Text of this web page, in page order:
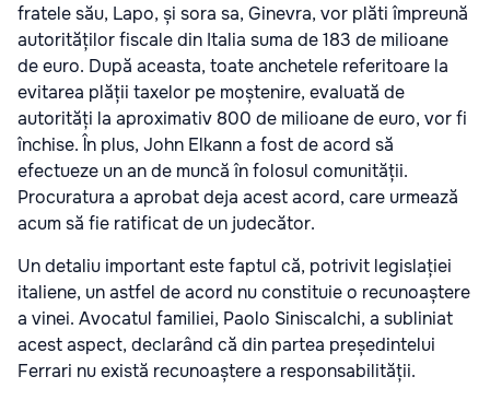
fratele său, Lapo, și sora sa, Ginevra, vor plăti împreună
autorităților fiscale din Italia suma de 183 de milioane
de euro. După aceasta, toate anchetele referitoare la
evitarea plății taxelor pe moștenire, evaluată de
autorități la aproximativ 800 de milioane de euro, vor fi
închise. În plus, John Elkann a fost de acord să
efectueze un an de muncă în folosul comunității.
Procuratura a aprobat deja acest acord, care urmează
acum să fie ratificat de un judecător.
Un detaliu important este faptul că, potrivit legislației
italiene, un astfel de acord nu constituie o recunoaștere
a vinei. Avocatul familiei, Paolo Siniscalchi, a subliniat
acest aspect, declarând că din partea președintelui
Ferrari nu există recunoaștere a responsabilității.